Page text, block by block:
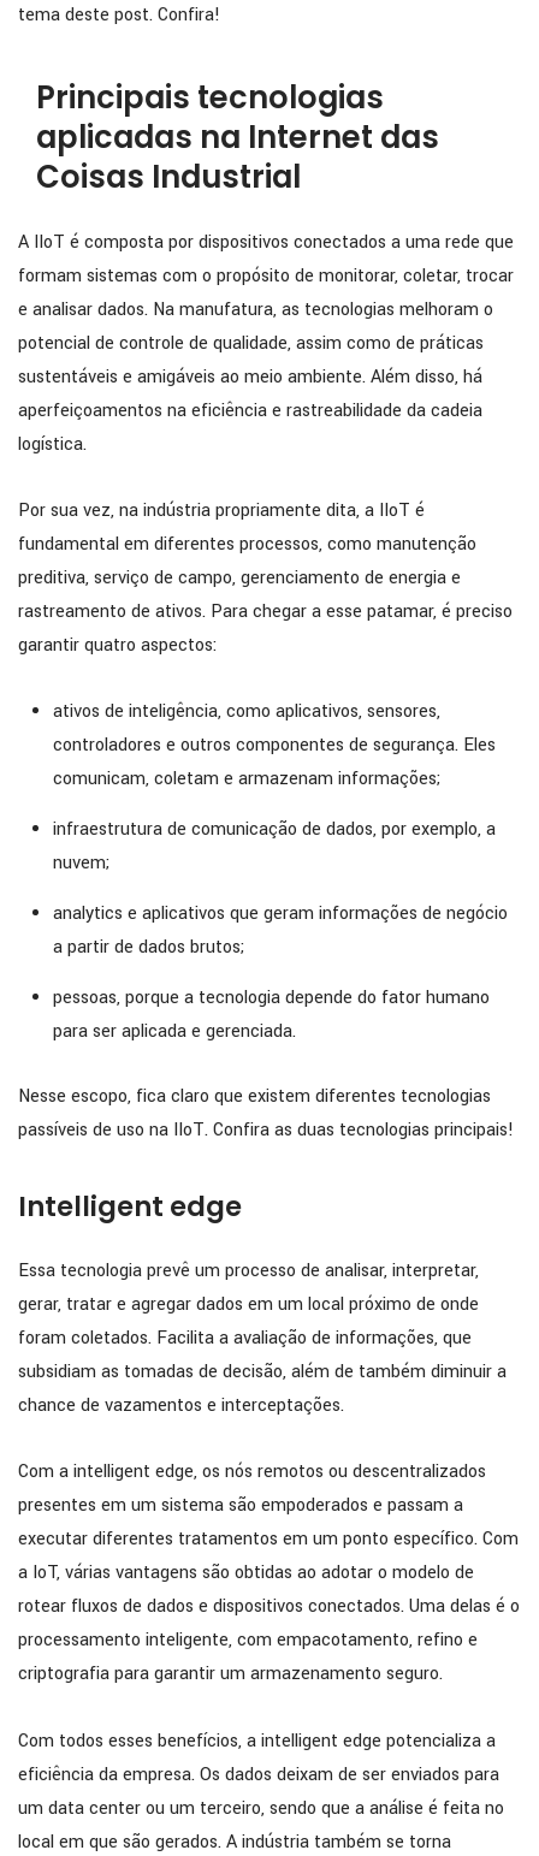
tema deste post. Confira!
Principais tecnologias
aplicadas na Internet das
Coisas Industrial
A IIoT é composta por dispositivos conectados a uma rede que
formam sistemas com o propósito de monitorar, coletar, trocar
e analisar dados. Na manufatura, as tecnologias melhoram o
potencial de controle de qualidade, assim como de práticas
sustentáveis e amigáveis ao meio ambiente. Além disso, há
aperfeiçoamentos na eficiência e rastreabilidade da cadeia
logística.
Por sua vez, na indústria propriamente dita, a IIoT é
fundamental em diferentes processos, como manutenção
preditiva, serviço de campo, gerenciamento de energia e
rastreamento de ativos. Para chegar a esse patamar, é preciso
garantir quatro aspectos:
ativos de inteligência, como aplicativos, sensores,
controladores e outros componentes de segurança. Eles
comunicam, coletam e armazenam informações;
infraestrutura de comunicação de dados, por exemplo, a
nuvem;
analytics e aplicativos que geram informações de negócio
a partir de dados brutos;
pessoas, porque a tecnologia depende do fator humano
para ser aplicada e gerenciada.
Nesse escopo, fica claro que existem diferentes tecnologias
passíveis de uso na IIoT. Confira as duas tecnologias principais!
Intelligent edge
Essa tecnologia prevê um processo de analisar, interpretar,
gerar, tratar e agregar dados em um local próximo de onde
foram coletados. Facilita a avaliação de informações, que
subsidiam as tomadas de decisão, além de também diminuir a
chance de vazamentos e interceptações.
Com a intelligent edge, os nós remotos ou descentralizados
presentes em um sistema são empoderados e passam a
executar diferentes tratamentos em um ponto específico. Com
a IoT, várias vantagens são obtidas ao adotar o modelo de
rotear fluxos de dados e dispositivos conectados. Uma delas é o
processamento inteligente, com empacotamento, refino e
criptografia para garantir um armazenamento seguro.
Com todos esses benefícios, a intelligent edge potencializa a
eficiência da empresa. Os dados deixam de ser enviados para
um data center ou um terceiro, sendo que a análise é feita no
local em que são gerados. A indústria também se torna